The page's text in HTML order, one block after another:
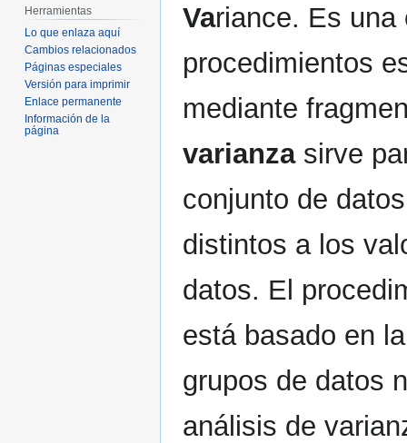
navegación
búsqueda
Variance. Es una
procedimientos
mediante
varianzasirve
conjunto de
distintos a los
datos. El
está basado en
grupos de datos
análisis de
Herramientas
Lo que enlaza aquí
Cambios relacionados
Páginas especiales
Versión para imprimir
Enlace permanente
Información de la
página